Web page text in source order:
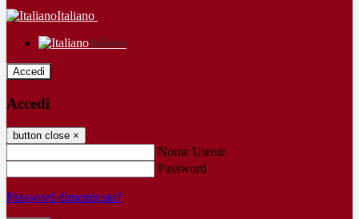
Italiano
Italiano
Accedi
Accedi
button close ×
Nome Utente
Password
Password dimenticata?